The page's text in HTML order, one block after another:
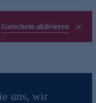
Gutschein aktivieren
uns, wir